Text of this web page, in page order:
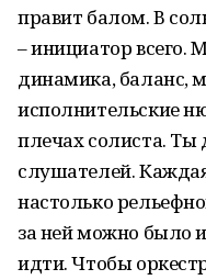
правит балом. В
– инициатор всего.
динамика, баланс,
исполнительские
плечах солиста. Ты
слушателей.
настолько
за ней можно было
идти. Чтобы